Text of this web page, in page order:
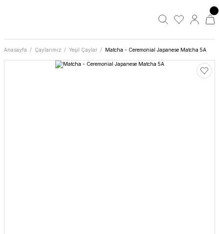
Anasayfa Çaylarımız Yeşil Çaylar Matcha - Ceremonial Japanese Matcha 5A